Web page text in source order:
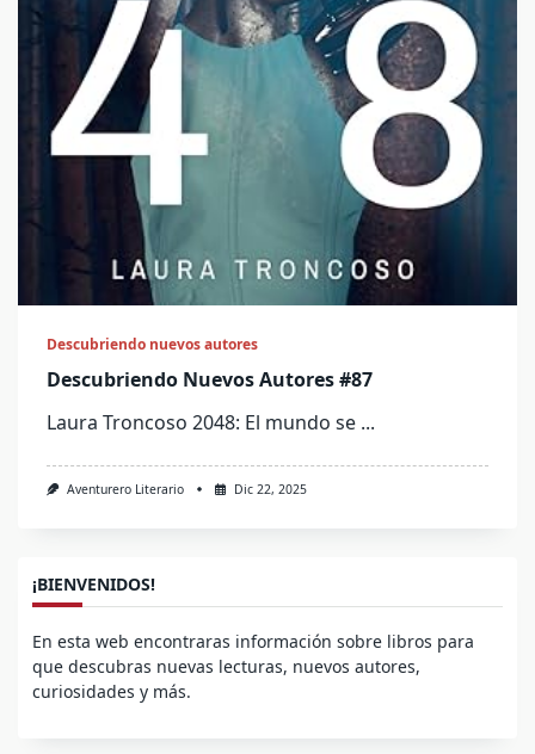
Descubriendo nuevos autores
Descubriendo Nuevos Autores #87
Laura Troncoso 2048: El mundo se ...
Aventurero Literario Dic 22, 2025
¡BIENVENIDOS!
En esta web encontraras información sobre libros para
que descubras nuevas lecturas, nuevos autores,
curiosidades y más.